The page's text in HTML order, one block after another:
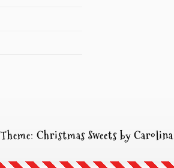
Theme: Christmas Sweets by Carolina